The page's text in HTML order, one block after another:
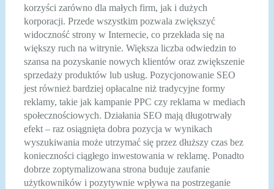
korzyści zarówno dla małych firm, jak i dużych
korporacji. Przede wszystkim pozwala zwiększyć
widoczność strony w Internecie, co przekłada się na
większy ruch na witrynie. Większa liczba odwiedzin to
szansa na pozyskanie nowych klientów oraz zwiększenie
sprzedaży produktów lub usług. Pozycjonowanie SEO
jest również bardziej opłacalne niż tradycyjne formy
reklamy, takie jak kampanie PPC czy reklama w mediach
społecznościowych. Działania SEO mają długotrwały
efekt – raz osiągnięta dobra pozycja w wynikach
wyszukiwania może utrzymać się przez dłuższy czas bez
konieczności ciągłego inwestowania w reklamę. Ponadto
dobrze zoptymalizowana strona buduje zaufanie
użytkowników i pozytywnie wpływa na postrzeganie